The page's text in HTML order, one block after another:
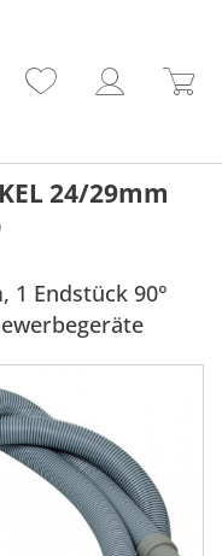
24/29mm
1 Endstück 90°